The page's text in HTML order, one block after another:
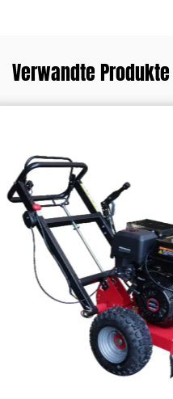
Verwandte Produkte